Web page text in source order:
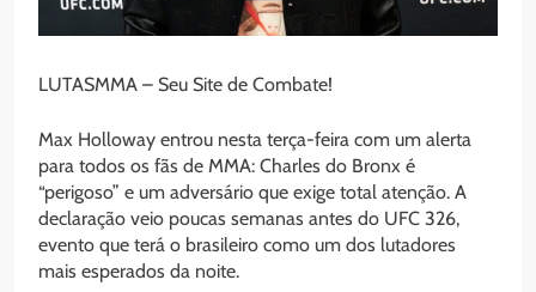
LUTASMMA – Seu Site de Combate!
Max Holloway entrou nesta terça-feira com um alerta
para todos os fãs de MMA: Charles do Bronx é
“perigoso” e um adversário que exige total atenção. A
declaração veio poucas semanas antes do UFC 326,
evento que terá o brasileiro como um dos lutadores
mais esperados da noite.